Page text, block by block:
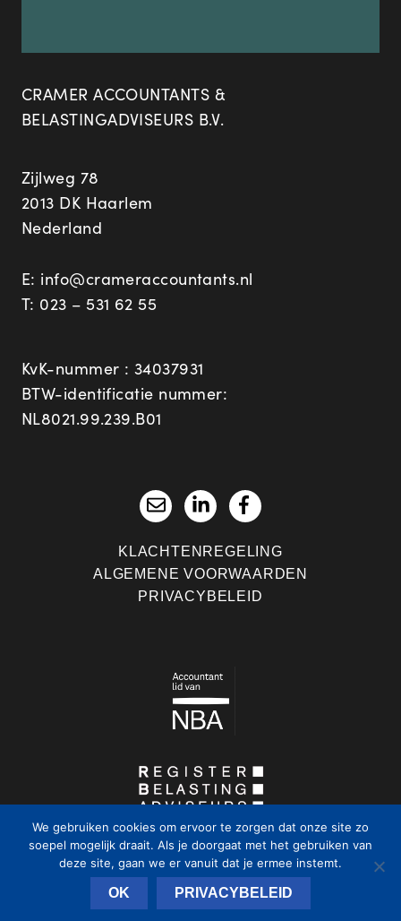
CRAMER ACCOUNTANTS &
BELASTINGADVISEURS B.V.
Zijlweg 78
2013 DK Haarlem
Nederland
E: info@crameraccountants.nl
T: 023 – 531 62 55
KvK-nummer : 34037931
BTW-identificatie nummer:
NL8021.99.239.B01
KLACHTENREGELING
ALGEMENE VOORWAARDEN
PRIVACYBELEID
We gebruiken cookies om ervoor te zorgen dat onze site zo
soepel mogelijk draait. Als je doorgaat met het gebruiken van
deze site, gaan we er vanuit dat je ermee instemt.
OK PRIVACYBELEID